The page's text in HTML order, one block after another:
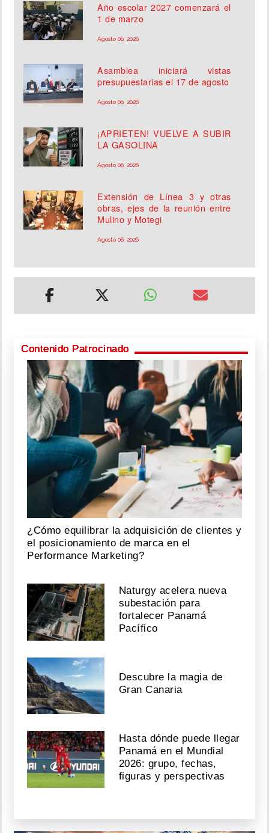
Año escolar 2027 comenzará el
1 de marzo
Agosto 06, 2026
Asamblea iniciará vistas
presupuestarias el 17 de agosto
Agosto 06, 2026
¡APRIETEN! VUELVE A SUBIR
LA GASOLINA
Agosto 06, 2026
Extensión de Línea 3 y otras
obras, ejes de la reunión entre
Mulino y Motegi
Agosto 06, 2026
Contenido Patrocinado
¿Cómo equilibrar la adquisición de clientes y
el posicionamiento de marca en el
Performance Marketing?
Naturgy acelera nueva
subestación para
fortalecer Panamá
Pacífico
Descubre la magia de
Gran Canaria
Hasta dónde puede llegar
Panamá en el Mundial
2026: grupo, fechas,
figuras y perspectivas